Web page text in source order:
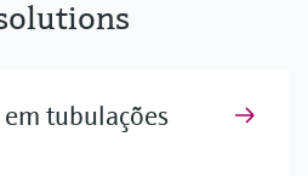
em tubulações